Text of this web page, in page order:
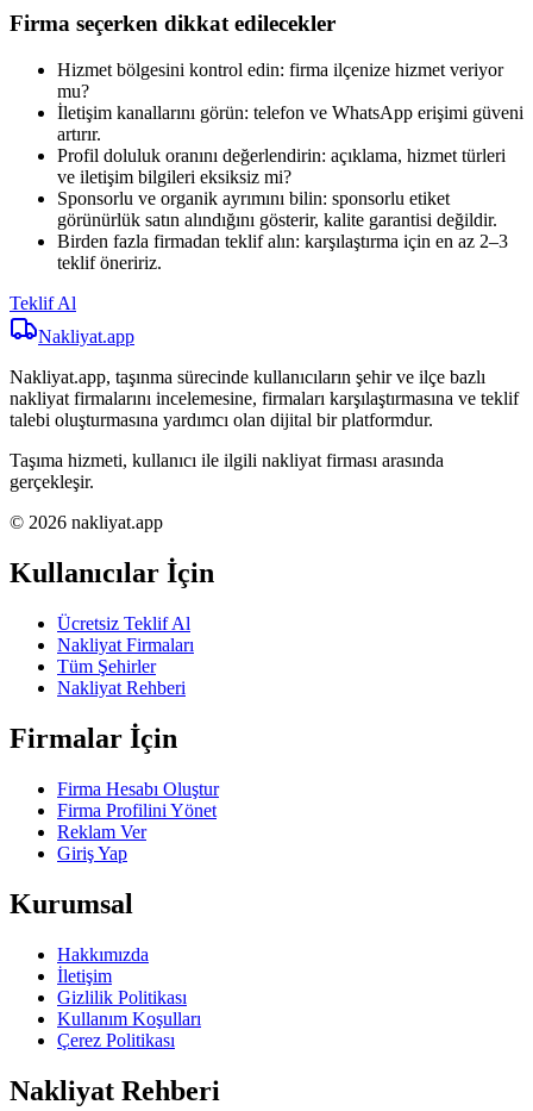
Firma seçerken dikkat edilecekler
Hizmet bölgesini kontrol edin: firma ilçenize hizmet veriyor
mu?
İletişim kanallarını görün: telefon ve WhatsApp erişimi güveni
artırır.
Profil doluluk oranını değerlendirin: açıklama, hizmet türleri
ve iletişim bilgileri eksiksiz mi?
Sponsorlu ve organik ayrımını bilin: sponsorlu etiket
görünürlük satın alındığını gösterir, kalite garantisi değildir.
Birden fazla firmadan teklif alın: karşılaştırma için en az 2–3
teklif öneririz.
Teklif Al
Nakliyat.app
Nakliyat.app, taşınma sürecinde kullanıcıların şehir ve ilçe bazlı
nakliyat firmalarını incelemesine, firmaları karşılaştırmasına ve teklif
talebi oluşturmasına yardımcı olan dijital bir platformdur.
Taşıma hizmeti, kullanıcı ile ilgili nakliyat firması arasında
gerçekleşir.
© 2026 nakliyat.app
Kullanıcılar İçin
Ücretsiz Teklif Al
Nakliyat Firmaları
Tüm Şehirler
Nakliyat Rehberi
Firmalar İçin
Firma Hesabı Oluştur
Firma Profilini Yönet
Reklam Ver
Giriş Yap
Kurumsal
Hakkımızda
İletişim
Gizlilik Politikası
Kullanım Koşulları
Çerez Politikası
Nakliyat Rehberi